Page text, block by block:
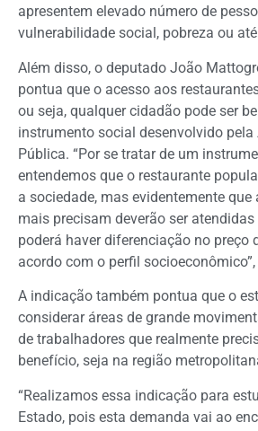
apresentem elevado número de
vulnerabilidade social, pobreza ou
Além disso, o deputado João
pontua que o acesso aos
ou seja, qualquer cidadão pode ser
instrumento social desenvolvido
Pública. “Por se tratar de um
entendemos que o restaurante
a sociedade, mas evidentemente que
mais precisam deverão ser
poderá haver diferenciação no preço
acordo com o perfil
A indicação também pontua que o
considerar áreas de grande
de trabalhadores que realmente
benefício, seja na região
“Realizamos essa indicação para
Estado, pois esta demanda vai ao